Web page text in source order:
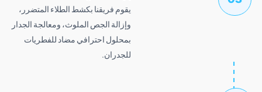
يقوم فريقنا بكشط الطلاء المتضرر،
وإزالة الجص الملوث، ومعالجة الجدار
بمحلول احترافي مضاد للفطريات